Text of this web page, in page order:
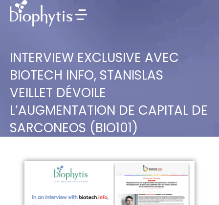
INTERVIEW EXCLUSIVE AVEC
BIOTECH INFO, STANISLAS
VEILLET DÉVOILE
L’AUGMENTATION DE CAPITAL DE
SARCONEOS (BIO101)